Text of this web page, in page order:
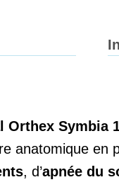
Orthex Symbia
anatomique en
, d’apnée du